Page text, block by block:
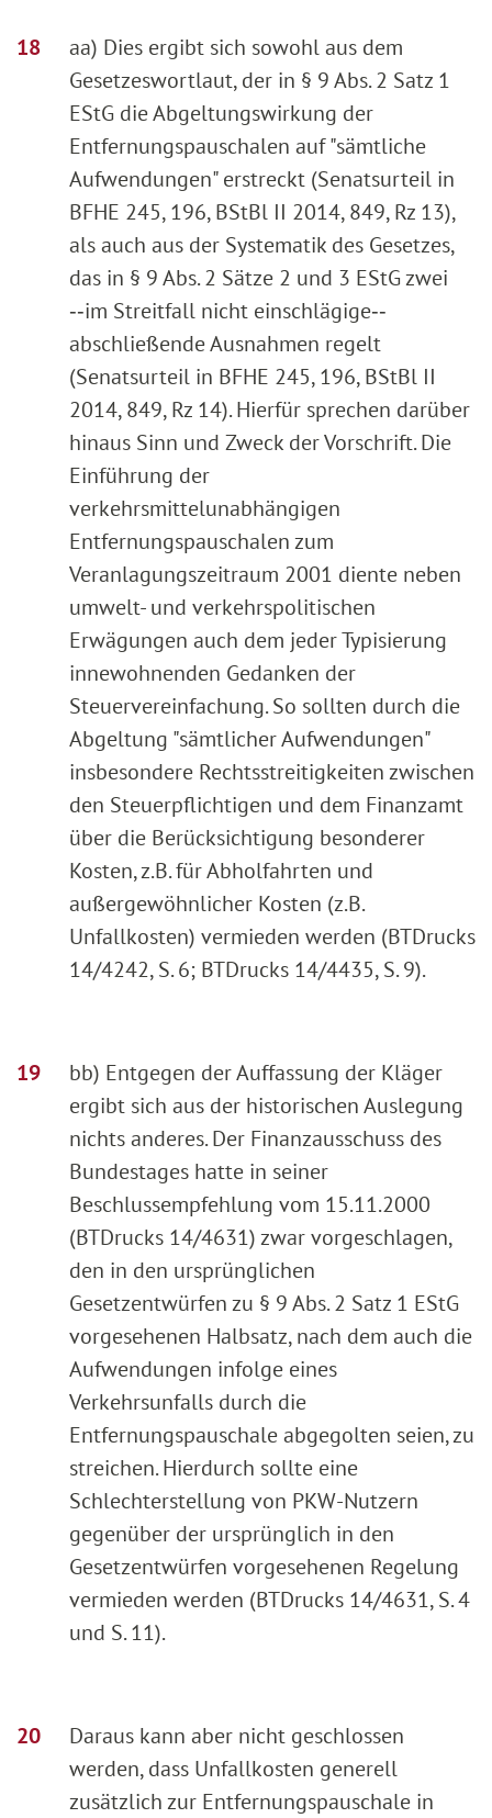
aa) Dies ergibt sich sowohl aus dem
Gesetzeswortlaut, der in § 9 Abs. 2 Satz 1
EStG die Abgeltungswirkung der
Entfernungspauschalen auf "sämtliche
Aufwendungen" erstreckt (Senatsurteil in
BFHE 245, 196, BStBl II 2014, 849, Rz 13),
als auch aus der Systematik des Gesetzes,
das in § 9 Abs. 2 Sätze 2 und 3 EStG zwei
‑‑im Streitfall nicht einschlägige‑‑
abschließende Ausnahmen regelt
(Senatsurteil in BFHE 245, 196, BStBl II
2014, 849, Rz 14). Hierfür sprechen darüber
hinaus Sinn und Zweck der Vorschrift. Die
Einführung der
verkehrsmittelunabhängigen
Entfernungspauschalen zum
Veranlagungszeitraum 2001 diente neben
umwelt- und verkehrspolitischen
Erwägungen auch dem jeder Typisierung
innewohnenden Gedanken der
Steuervereinfachung. So sollten durch die
Abgeltung "sämtlicher Aufwendungen"
insbesondere Rechtsstreitigkeiten zwischen
den Steuerpflichtigen und dem Finanzamt
über die Berücksichtigung besonderer
Kosten, z.B. für Abholfahrten und
außergewöhnlicher Kosten (z.B.
Unfallkosten) vermieden werden (BTDrucks
14/4242, S. 6; BTDrucks 14/4435, S. 9).
bb) Entgegen der Auffassung der Kläger
ergibt sich aus der historischen Auslegung
nichts anderes. Der Finanzausschuss des
Bundestages hatte in seiner
Beschlussempfehlung vom 15.11.2000
(BTDrucks 14/4631) zwar vorgeschlagen,
den in den ursprünglichen
Gesetzentwürfen zu § 9 Abs. 2 Satz 1 EStG
vorgesehenen Halbsatz, nach dem auch die
Aufwendungen infolge eines
Verkehrsunfalls durch die
Entfernungspauschale abgegolten seien, zu
streichen. Hierdurch sollte eine
Schlechterstellung von PKW-Nutzern
gegenüber der ursprünglich in den
Gesetzentwürfen vorgesehenen Regelung
vermieden werden (BTDrucks 14/4631, S. 4
und S. 11).
Daraus kann aber nicht geschlossen
werden, dass Unfallkosten generell
zusätzlich zur Entfernungspauschale in